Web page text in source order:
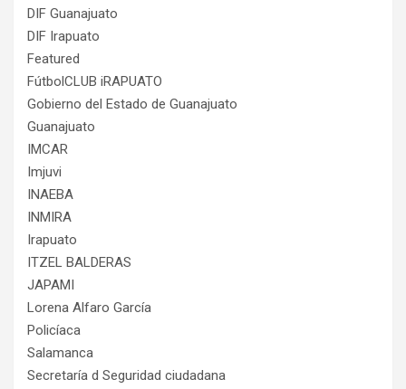
DIF Guanajuato
DIF Irapuato
Featured
FútbolCLUB iRAPUATO
Gobierno del Estado de Guanajuato
Guanajuato
IMCAR
Imjuvi
INAEBA
INMIRA
Irapuato
ITZEL BALDERAS
JAPAMI
Lorena Alfaro García
Policíaca
Salamanca
Secretaría d Seguridad ciudadana